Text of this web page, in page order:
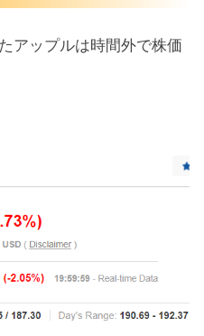
アップルは時間外で株価